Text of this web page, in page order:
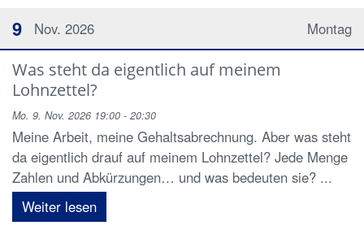
Montag
9 Nov. 2026
Was steht da eigentlich auf meinem
Lohnzettel?
Mo. 9. Nov. 2026 19:00 - 20:30
Meine Arbeit, meine Gehaltsabrechnung. Aber was steht
da eigentlich drauf auf meinem Lohnzettel? Jede Menge
Zahlen und Abkürzungen… und was bedeuten sie? ...
Weiter lesen